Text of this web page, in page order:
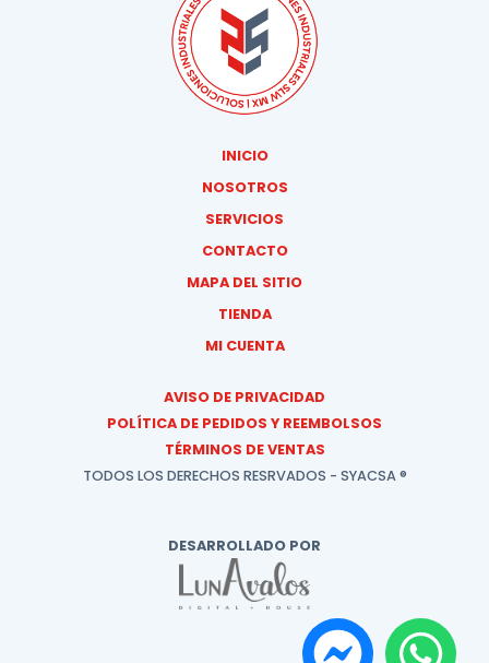
INICIO
NOSOTROS
SERVICIOS
CONTACTO
MAPA DEL SITIO
TIENDA
MI CUENTA
AVISO DE PRIVACIDAD
POLÍTICA DE PEDIDOS Y REEMBOLSOS
TÉRMINOS DE VENTAS
TODOS LOS DERECHOS RESRVADOS - SYACSA ®
DESARROLLADO POR